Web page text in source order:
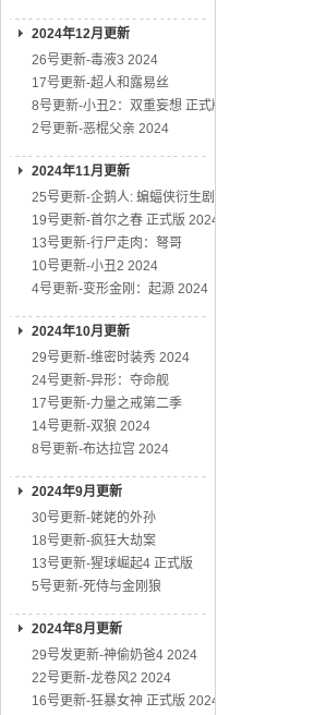
2024年12月更新
26号更新-毒液3 2024
17号更新-超人和露易丝
8号更新-小丑2：双重妄想 正式版
2号更新-恶棍父亲 2024
2024年11月更新
25号更新-企鹅人: 蝙蝠侠衍生剧
19号更新-首尔之春 正式版 2024
13号更新-行尸走肉：弩哥
10号更新-小丑2 2024
4号更新-变形金刚：起源 2024
2024年10月更新
29号更新-维密时装秀 2024
24号更新-异形：夺命舰
17号更新-力量之戒第二季
14号更新-双狼 2024
8号更新-布达拉宫 2024
2024年9月更新
30号更新-姥姥的外孙
18号更新-疯狂大劫案
13号更新-猩球崛起4 正式版
5号更新-死侍与金刚狼
2024年8月更新
29号发更新-神偷奶爸4 2024
22号更新-龙卷风2 2024
16号更新-狂暴女神 正式版 2024